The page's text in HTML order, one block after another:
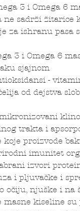
3 i Omega 6
sadrži žitarice
za ishranu pasa
i Omega 6
sjajnom
- vitamin
od dejstva
trakta i
koje proizvode
imunitet
izvori
i pljuvačke i
očiju, njuške i na
kiseline su